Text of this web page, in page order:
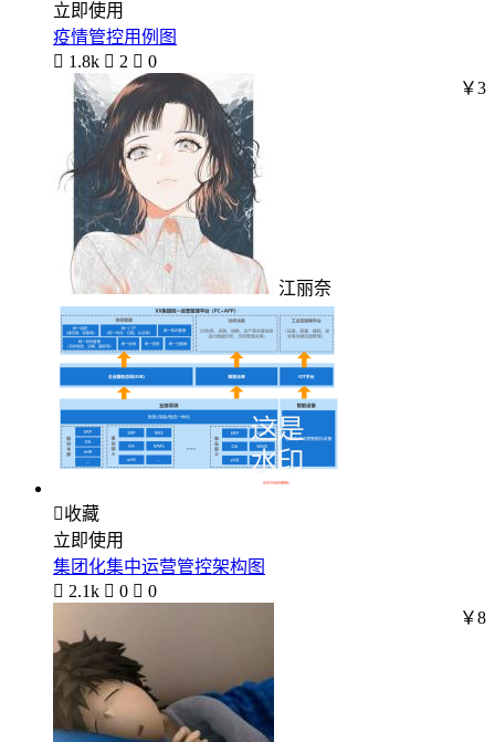
立即使用
疫情管控用例图
 1.8k  2  0
江丽奈
￥3
收藏
立即使用
集团化集中运营管控架构图
 2.1k  0  0
￥8